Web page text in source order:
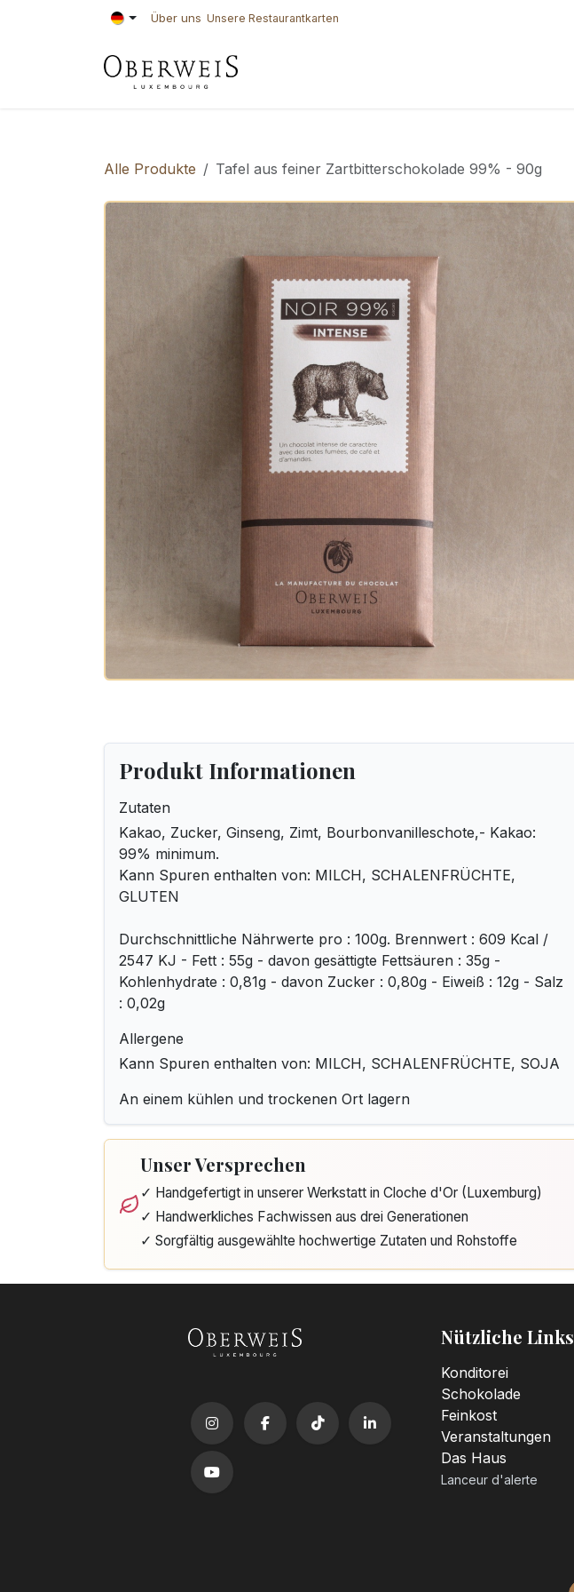
Zum Inhalt springen Über uns Unsere Restaurantkarten
Alle Produkte Tafel aus feiner Zartbitterschokolade 99% - 90g
Produkt Informationen
Zutaten
Kakao, Zucker, Ginseng, Zimt, Bourbonvanilleschote,- Kakao:
99% minimum.
Kann Spuren enthalten von: MILCH, SCHALENFRÜCHTE,
GLUTEN
Durchschnittliche Nährwerte pro : 100g. Brennwert : 609 Kcal /
2547 KJ - Fett : 55g - davon gesättigte Fettsäuren : 35g -
Kohlenhydrate : 0,81g - davon Zucker : 0,80g - Eiweiß : 12g - Salz
: 0,02g
Allergene
Kann Spuren enthalten von: MILCH, SCHALENFRÜCHTE, SOJA
An einem kühlen und trockenen Ort lagern
Unser Versprechen
✓ Handgefertigt in unserer Werkstatt in Cloche d'Or (Luxemburg)
✓ Handwerkliches Fachwissen aus drei Generationen
✓ Sorgfältig ausgewählte hochwertige Zutaten und Rohstoffe
Nützliche Links
Konditorei
Schokolade
Feinkost
Veranstaltungen
Das Haus
Lanceur d'alerte